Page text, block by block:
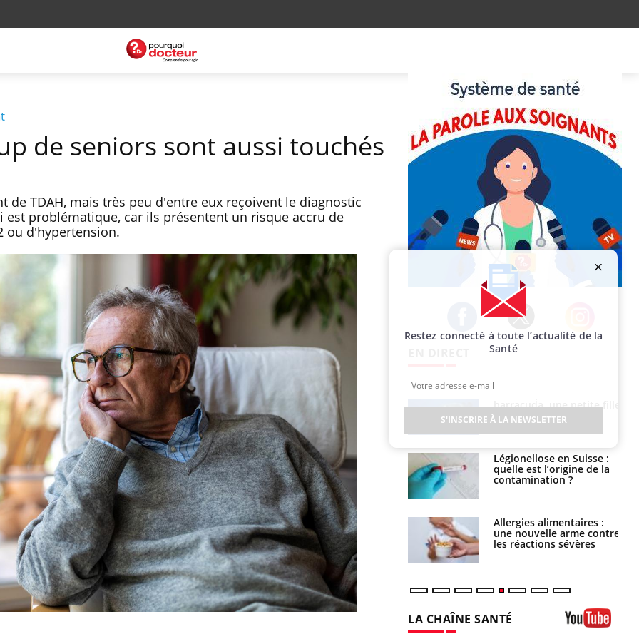
de seniors sont aussi touchés
de TDAH, mais très peu d'entre eux reçoivent le diagnostic
est problématique, car ils présentent un risque accru de
ou d'hypertension.
Facebook Twitter Instagram
Fortes chaleurs :
pourquoi le risque de
noyade grimpe-t-il ?
Le Viagra pourrait-il
freiner la propagation du
cancer ?
Pourquoi manger moins
de protéines pourrait
finalement être bénéfique
Grossesse et chaleur : ce
que dit la science
Le smartphone nuit-il à
l'apprentissage de la
lecture ?
Mordue par une tique en
vacances, elle reste dans
le coma pendant 42 jours
barracuda, une petite fille
secourue grâce à un
réflexe essentiel
Légionellose en Suisse :
quelle est l’origine de la
contamination ?
Allergies alimentaires :
une nouvelle arme contre
les réactions sévères
Restez connecté à toute l’actualité de la
Santé
S'INSCRIRE À LA NEWSLETTER